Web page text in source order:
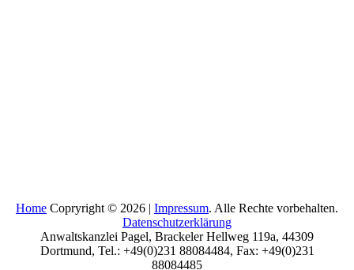
Home Copryright © 2026 | Impressum. Alle Rechte vorbehalten.
Datenschutzerklärung
Anwaltskanzlei Pagel, Brackeler Hellweg 119a, 44309
Dortmund, Tel.: +49(0)231 88084484, Fax: +49(0)231
88084485